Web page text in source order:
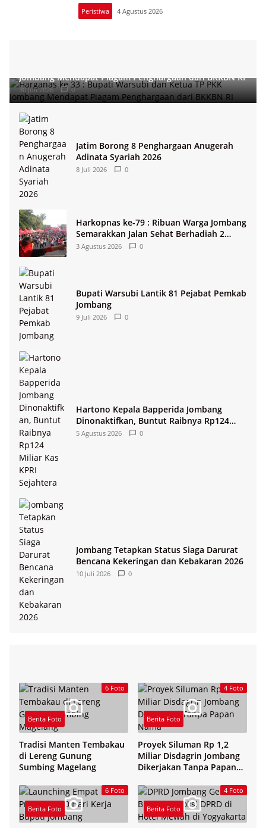
Peristiwa 4 Agustus 2026
Jombang Mendapat Piagam Penghargaan dari BKKBN RI
30 Juli 2026 0
Jatim Borong 8 Penghargaan Anugerah
Adinata Syariah 2026
8 Juli 2026 0
Harkopnas ke-79 : Ribuan Warga Jombang
Semarakkan Jalan Sehat Berhadiah 2
Paket Umroh
3 Agustus 2026 0
Bupati Warsubi Lantik 81 Pejabat Pemkab
Jombang
9 Juli 2026 0
Hartono Kepala Bapperida Jombang
Dinonaktifkan, Buntut Raibnya Rp124
Miliar Kas KPRI Sejahtera
5 Agustus 2026 0
Jombang Tetapkan Status Siaga Darurat
Bencana Kekeringan dan Kebakaran 2026
10 Juli 2026 0
6 Foto
Berita Foto
Tradisi Manten Tembakau
di Lereng Gunung
Sumbing Magelang
4 Foto
Berita Foto
Proyek Siluman Rp 1,2
Miliar Disdagrin Jombang
Dikerjakan Tanpa Papan
6 Foto
Berita Foto
4 Foto
Berita Foto